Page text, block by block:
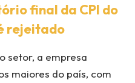
final da CPI do
rejeitado
setor, a empresa
maiores do país, com